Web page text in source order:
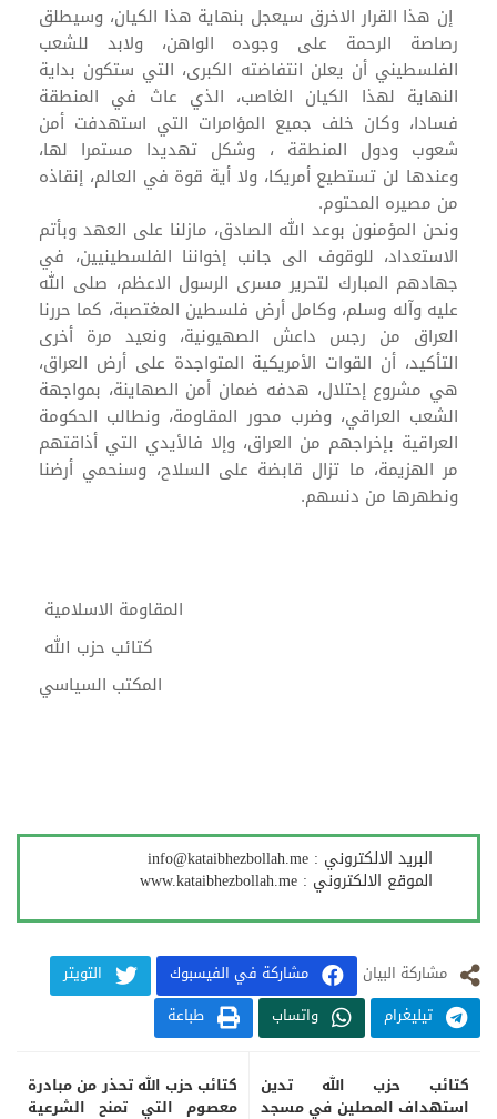
إن هذا القرار الاخرق سيعجل بنهاية هذا الكيان، وسيطلق
رصاصة الرحمة على وجوده الواهن، ولابد للشعب
الفلسطيني أن يعلن انتفاضته الكبرى، التي ستكون بداية
النهاية لهذا الكيان الغاصب، الذي عاث في المنطقة
فسادا، وكان خلف جميع المؤامرات التي استهدفت أمن
شعوب ودول المنطقة ، وشكل تهديدا مستمرا لها،
وعندها لن تستطيع أمريكا، ولا أية قوة في العالم، إنقاذه
من مصيره المحتوم.
ونحن المؤمنون بوعد الله الصادق، مازلنا على العهد وبأتم
الاستعداد، للوقوف الى جانب إخواننا الفلسطينيين، في
جهادهم المبارك لتحرير مسرى الرسول الاعظم، صلى الله
عليه وآله وسلم، وكامل أرض فلسطين المغتصبة، كما حررنا
العراق من رجس داعش الصهيونية، ونعيد مرة أخرى
التأكيد، أن القوات الأمريكية المتواجدة على أرض العراق،
هي مشروع إحتلال، هدفه ضمان أمن الصهاينة، بمواجهة
الشعب العراقي، وضرب محور المقاومة، ونطالب الحكومة
العراقية بإخراجهم من العراق، وإلا فالأيدي التي أذاقتهم
مر الهزيمة، ما تزال قابضة على السلاح، وسنحمي أرضنا
ونطهرها من دنسهم.
المقاومة الاسلامية
كتائب حزب الله
المكتب السياسي
البرید الالكتروني : info@kataibhezbollah.me
الموقع الالكتروني : www.kataibhezbollah.me
مشارکة البيان مشاركة في الفيسبوك
التويتر
تيليغرام
واتساب طباعة
كتائب حزب الله تدين
استهداف المصلين في مسجد
كتائب حزب الله تحذر من مبادرة
معصوم التي تمنح الشرعية